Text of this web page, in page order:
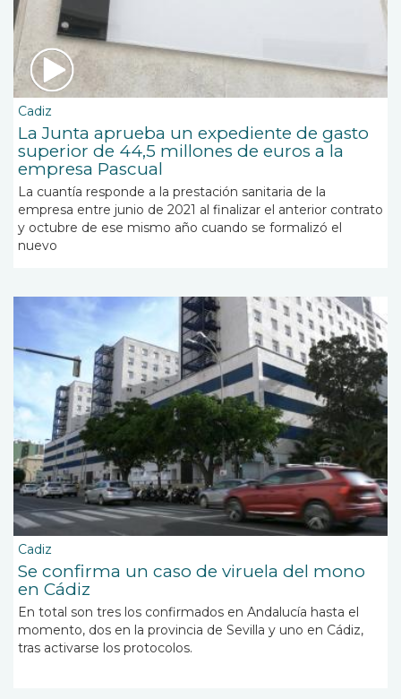
Cadiz
La Junta aprueba un expediente de gasto
superior de 44,5 millones de euros a la
empresa Pascual
La cuantía responde a la prestación sanitaria de la
empresa entre junio de 2021 al finalizar el anterior contrato
y octubre de ese mismo año cuando se formalizó el
nuevo
Cadiz
Se confirma un caso de viruela del mono
en Cádiz
En total son tres los confirmados en Andalucía hasta el
momento, dos en la provincia de Sevilla y uno en Cádiz,
tras activarse los protocolos.